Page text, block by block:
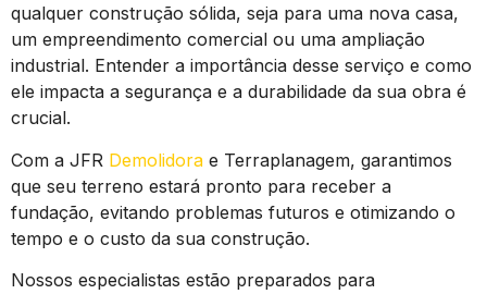
qualquer construção sólida, seja para uma nova casa,
um empreendimento comercial ou uma ampliação
industrial. Entender a importância desse serviço e como
ele impacta a segurança e a durabilidade da sua obra é
crucial.
Com a JFR Demolidora e Terraplanagem, garantimos
que seu terreno estará pronto para receber a
fundação, evitando problemas futuros e otimizando o
tempo e o custo da sua construção.
Nossos especialistas estão preparados para